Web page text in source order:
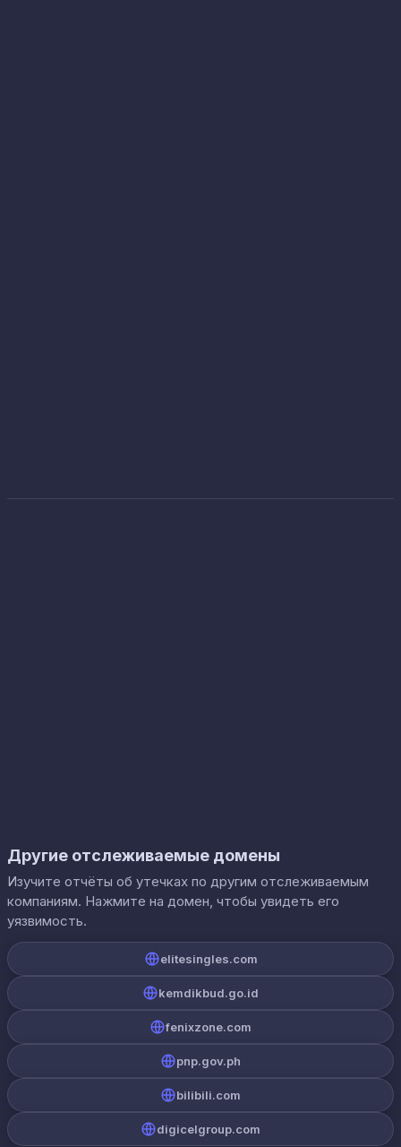
Другие отслеживаемые домены
Изучите отчёты об утечках по другим отслеживаемым
компаниям. Нажмите на домен, чтобы увидеть его
уязвимость.
elitesingles.com
kemdikbud.go.id
fenixzone.com
pnp.gov.ph
bilibili.com
digicelgroup.com